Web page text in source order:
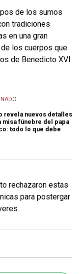
de los sumos
tradiciones
en una gran
los cuerpos que
de Benedicto XVI
revela nuevos detalles
misa fúnebre del papa
todo lo que debe
rechazaron estas
para postergar